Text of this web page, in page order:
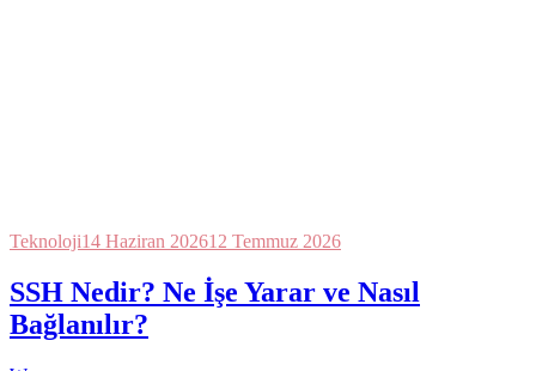
Teknoloji14 Haziran 202612 Temmuz 2026
SSH Nedir? Ne İşe Yarar ve Nasıl
Bağlanılır?